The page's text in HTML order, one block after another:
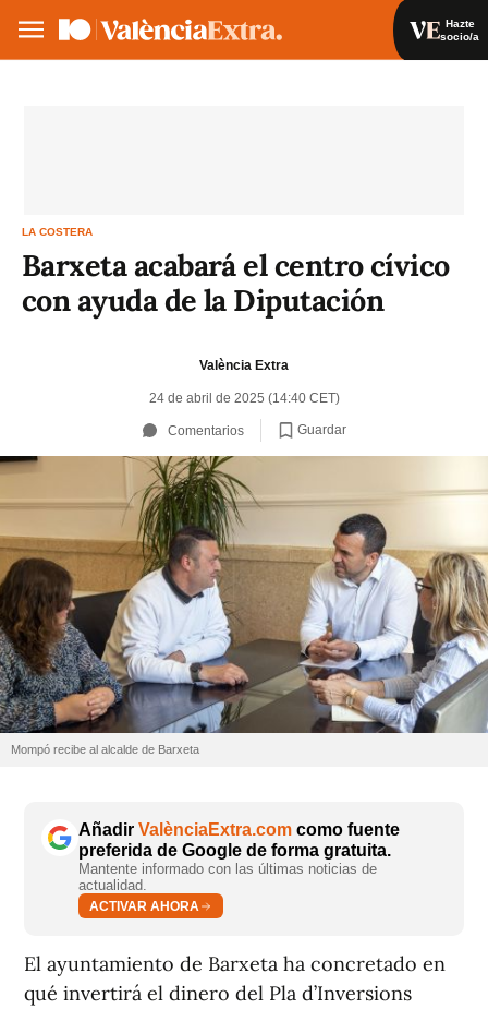
Hazte
socio/a
LA COSTERA
Barxeta acabará el centro cívico
con ayuda de la Diputación
València Extra
24 de abril de 2025 (14:40 CET)
Comentarios Guardar
Mompó recibe al alcalde de Barxeta
Añadir ValènciaExtra.com como fuente
preferida de Google de forma gratuita.
Mantente informado con las últimas noticias de
actualidad.
ACTIVAR AHORA
El ayuntamiento de Barxeta ha concretado en
qué invertirá el dinero del Pla d’Inversions